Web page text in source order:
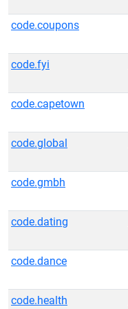
code.coupons
code.fyi
code.capetown
code.global
code.gmbh
code.dating
code.dance
code.health